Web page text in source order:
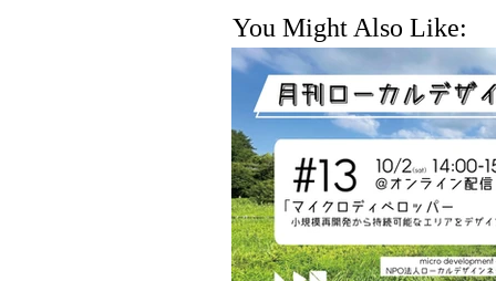
You Might Also Like: